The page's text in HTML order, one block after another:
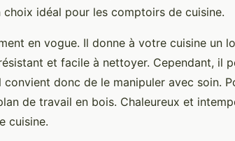
idéal pour les comptoirs de cuisine.
en vogue. Il donne à votre cuisine un
et facile à nettoyer. Cependant, il
donc de le manipuler avec soin.
de travail en bois. Chaleureux et
cuisine.